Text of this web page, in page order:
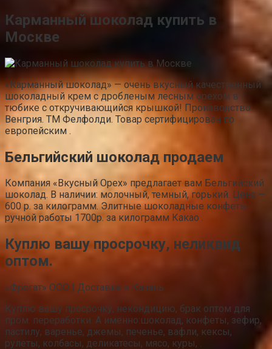
Карманный шоколад купить в
Москве
«Карманный шоколад» — очень вкусный качественный
шоколадный крем с дробленым лесным орехом в
тюбике с откручивающийся крышкой! Производство
Венгрия. ТМ Фелфолди. Товар сертифицирован по
европейским .
Бельгийский шоколад продаем
Компания «Вкусный Орех» предлагает вам Бельгийский
шоколад. В наличии: молочный, темный, горький. Цена —
600 р. за килограмм. Элитные шоколадные конфеты
ручной работы 1700р. за килограмм Какао .
Куплю вашу просрочку, неликвид
оптом.
«Фрегат» ООО | Доставка в Казань
Куплю вашу просрочку, некондицию, брак оптом для
пром. переработки. А именно:шоколад, конфеты, зефир,
пастилу, варенье, джемы, печенье, вафли, кексы,
рулеты, колбасы, деликатесы, мясо, куры, .